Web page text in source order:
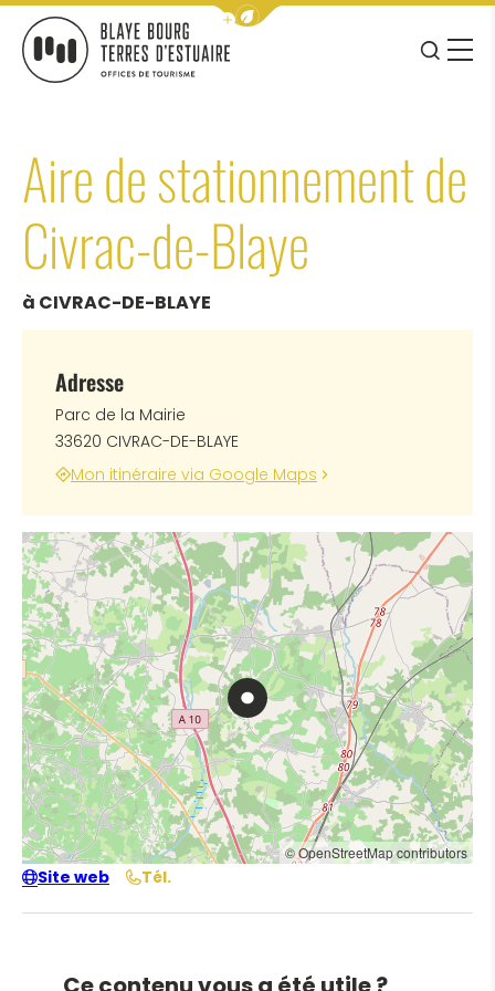
Afficher la barre de navigation
JE
MENU
Aire de stationnement de
Civrac-de-Blaye
à CIVRAC-DE-BLAYE
Adresse
Parc de la Mairie
33620 CIVRAC-DE-BLAYE
Mon itinéraire via Google Maps
© OpenStreetMap contributors
Site web Tél.